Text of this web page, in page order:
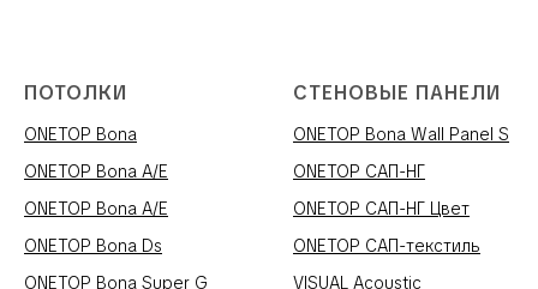
ПОТОЛКИ
ONETOP Bona
ONETOP Bona A/E
ONETOP Bona A/E
ONETOP Bona Ds
ONETOP Bona Super G
СТЕНОВЫЕ ПАНЕЛИ
ONETOP Bona Wall Panel S
ONETOP САП-НГ
ONETOP САП-НГ Цвет
ONETOP САП-текстиль
VISUAL Acoustic